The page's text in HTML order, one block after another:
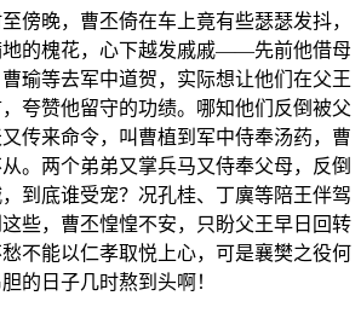
傍晚，曹丕倚在车上竟有些瑟瑟发抖，
地的槐花，心下越发戚戚——先前他借母
瑜等去军中道贺，实际想让他们在父王
夸赞他留守的功绩。哪知他们反倒被父
传来命令，叫曹植到军中侍奉汤药，曹
。两个弟弟又掌兵马又侍奉父母，反倒
到底谁受宠？况孔桂、丁廙等陪王伴驾
些，曹丕惶惶不安，只盼父王早日回转
不能以仁孝取悦上心，可是襄樊之役何
的日子几时熬到头啊！